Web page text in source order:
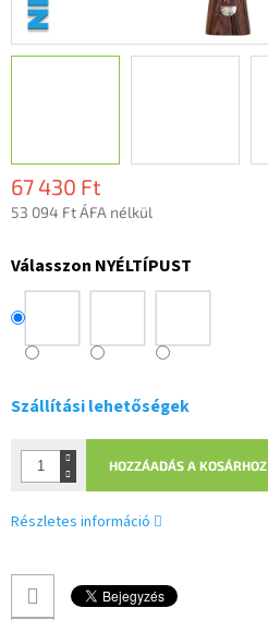
67 430 Ft
53 094 Ft ÁFA nélkül
Válasszon NYÉLTÍPUST
Szállítási lehetőségek
HOZZÁADÁS A KOSÁRHOZ
Részletes információ